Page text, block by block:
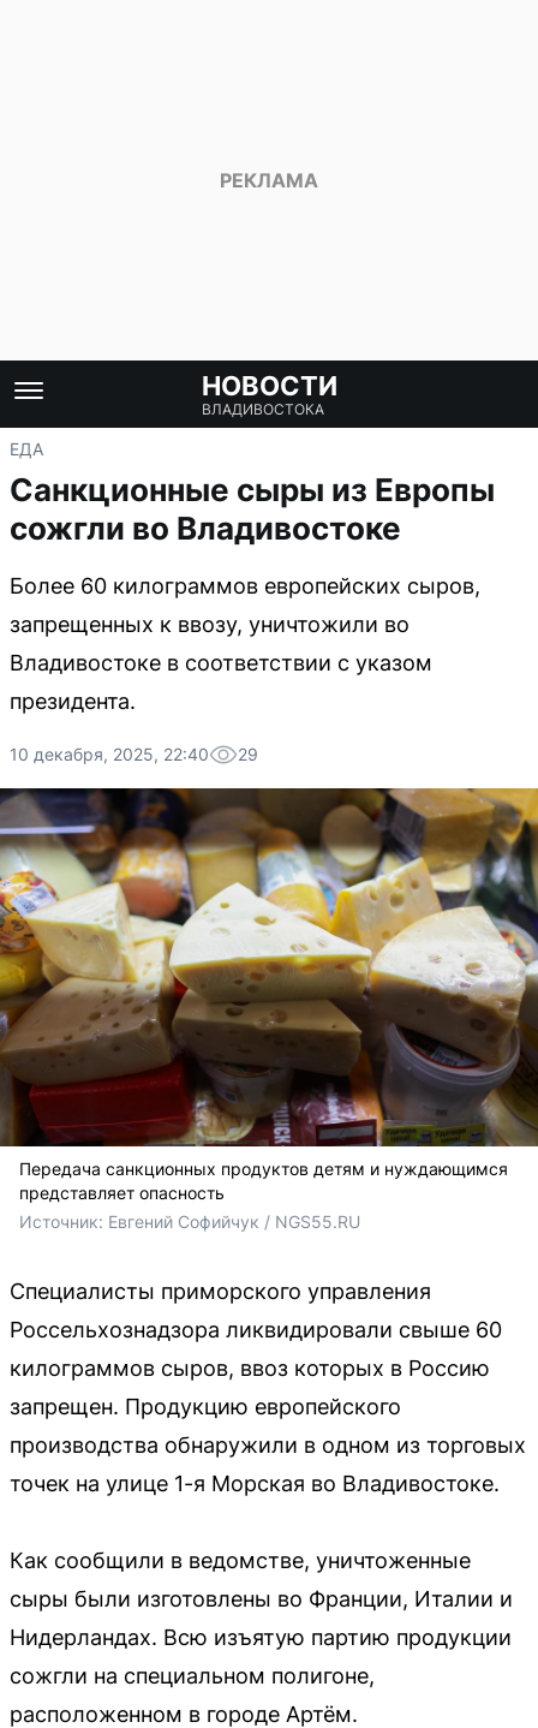
НОВОСТИ
ВЛАДИВОСТОКА
ЕДА
Санкционные сыры из Европы
сожгли во Владивостоке
Более 60 килограммов европейских сыров,
запрещенных к ввозу, уничтожили во
Владивостоке в соответствии с указом
президента.
10 декабря, 2025, 22:40 29
Передача санкционных продуктов детям и нуждающимся
представляет опасность
Источник: Евгений Софийчук / NGS55.RU
Специалисты приморского управления
Россельхознадзора ликвидировали свыше 60
килограммов сыров, ввоз которых в Россию
запрещен. Продукцию европейского
производства обнаружили в одном из торговых
точек на улице 1-я Морская во Владивостоке.
Как сообщили в ведомстве, уничтоженные
сыры были изготовлены во Франции, Италии и
Нидерландах. Всю изъятую партию продукции
сожгли на специальном полигоне,
расположенном в городе Артём.